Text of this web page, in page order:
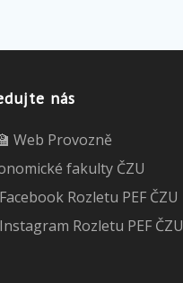
nás
Web Provozně
fakulty ČZU
Rozletu PEF ČZU
Rozletu PEF ČZU